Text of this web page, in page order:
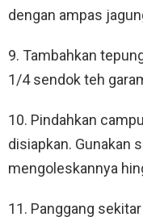
dengan ampas
9. Tambahkan
1/4 sendok teh
10. Pindahkan
disiapkan. Gunakan
mengoleskannya
11. Panggang